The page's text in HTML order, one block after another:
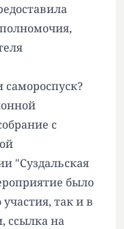
с
"Суздальская
было
так и в
ссылка на